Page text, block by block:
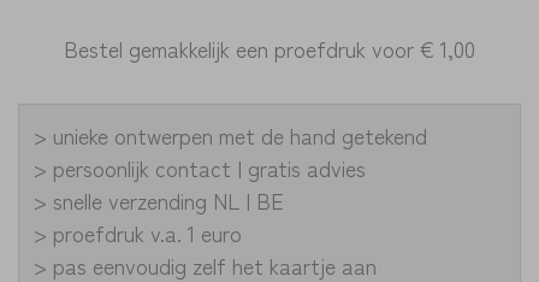
Bestel gemakkelijk een proefdruk voor€ 1,00
> unieke ontwerpen met de hand getekend
> persoonlijk contact | gratis advies
> snelle verzending NL | BE
> proefdruk v.a. 1 euro
> pas eenvoudig zelf het kaartje aan